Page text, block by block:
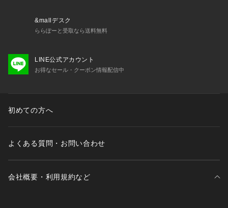
&mallデスク
ららぽーと受取なら送料無料
LINE公式アカウント
お得なセール・クーポン情報配信中
初めての方へ
よくある質問・お問い合わせ
会社概要・利用規約など